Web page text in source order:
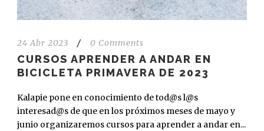
24 Abr 2023 / 0 Comments
CURSOS APRENDER A ANDAR EN
BICICLETA PRIMAVERA DE 2023
Kalapie pone en conocimiento de tod@s l@s
interesad@s de que en los próximos meses de mayo y
junio organizaremos cursos para aprender a andar en...